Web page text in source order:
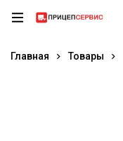
Главная Товары